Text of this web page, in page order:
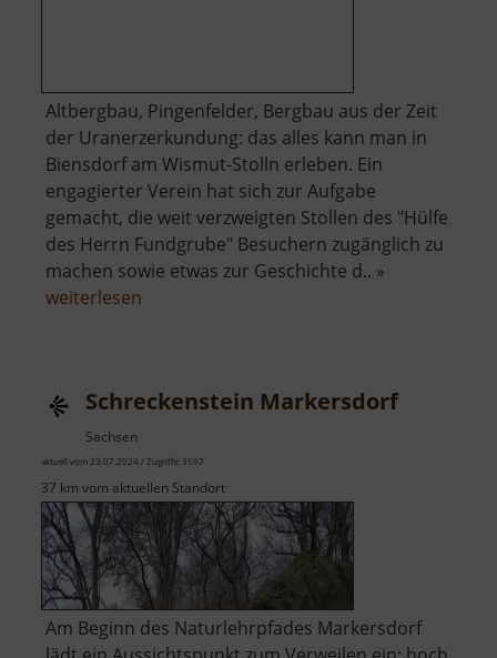
Altbergbau, Pingenfelder, Bergbau aus der Zeit
der Uranerzerkundung: das alles kann man in
Biensdorf am Wismut-Stolln erleben. Ein
engagierter Verein hat sich zur Aufgabe
gemacht, die weit verzweigten Stollen des "Hülfe
des Herrn Fundgrube" Besuchern zugänglich zu
machen sowie etwas zur Geschichte d.. »
weiterlesen
Schreckenstein Markersdorf
Sachsen
aktuell vom 23.07.2024 / Zugriffe: 3597
37 km vom aktuellen Standort
Am Beginn des Naturlehrpfades Markersdorf